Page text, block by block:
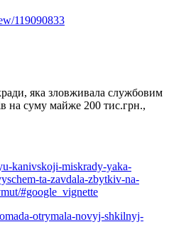
119090833
яка зловживала службовим
на суму майже 200 тис.грн.,
kanivskoji-miskrady-yaka-
ta-zavdala-zbytkiv-na-
#google_vignette
otrymala-novyj-shkilnyj-